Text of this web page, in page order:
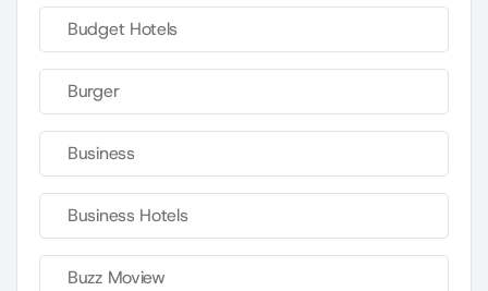
Budget Hotels
Burger
Business
Business Hotels
Buzz Moview